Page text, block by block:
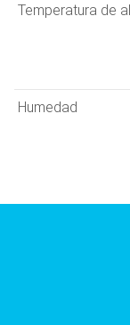
Temperatura de
Humedad